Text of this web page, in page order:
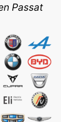
Passat